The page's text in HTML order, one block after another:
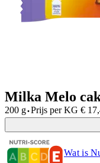
Milka Melo
200 g·Prijs per KG €
Wat is